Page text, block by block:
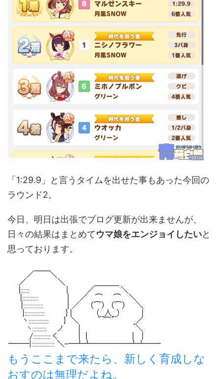
「1:29.9」と言うタイムを出せた事もあった今回の
ラウンド2。
今日、明日は出張でブログ更新が出来ませんが、
日々の結果はまとめてウマ娘をエンジョイしたいと
思っております。
もうここまで来たら、新しく育成しな
おすのは無理だよね。